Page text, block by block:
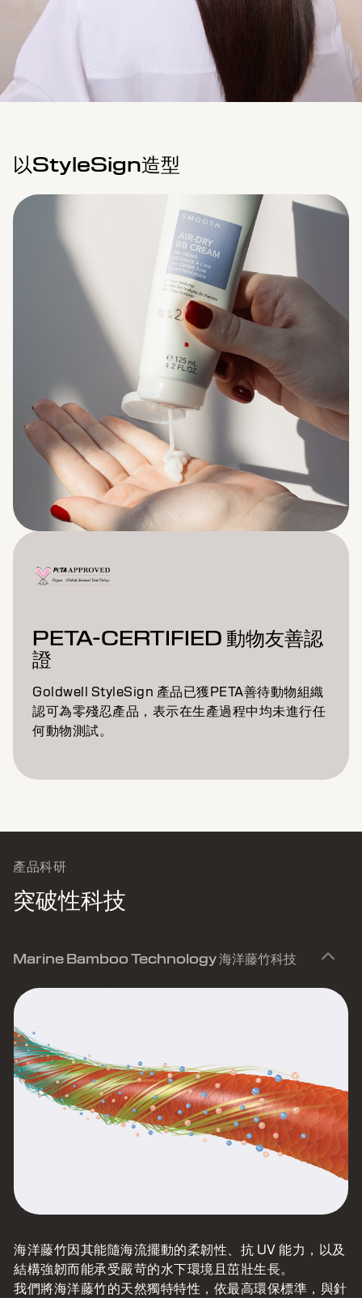
以StyleSign造型
PETA-CERTIFIED 動物友善認
證
Goldwell StyleSign 產品已獲PETA善待動物組織
認可為零殘忍產品，表示在生產過程中均未進行任
何動物測試。
產品科研
突破性科技
Marine Bamboo Technology 海洋藤竹科技
海洋藤竹因其能隨海流擺動的柔韌性、抗 UV 能力，以及
結構強韌而能承受嚴苛的水下環境且茁壯生長。
我們將海洋藤竹的天然獨特特性，依最高環保標準，與針